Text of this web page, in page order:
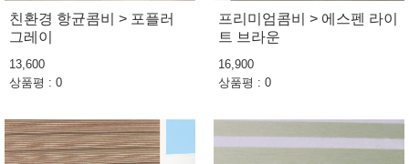
친환경 항균콤비 > 포플러
그레이
13,600
상품평 : 0
프리미엄콤비 > 에스펜 라이
트 브라운
16,900
상품평 : 0